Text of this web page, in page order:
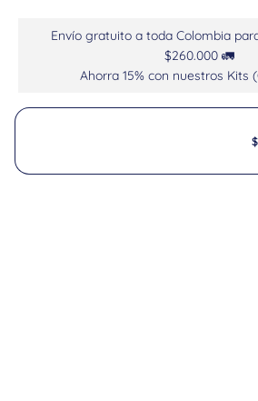
Envío gratuito a toda Colombia
$260.000 🚛
Ahorra 15% con nuestros Kits
$